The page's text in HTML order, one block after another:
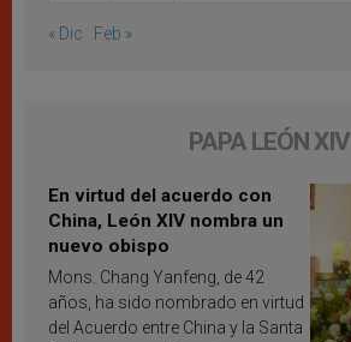
« Dic Feb »
PAPA LEÓN XIV
En virtud del acuerdo con
China, León XIV nombra un
nuevo obispo
Mons. Chang Yanfeng, de 42
años, ha sido nombrado en virtud
del Acuerdo entre China y la Santa